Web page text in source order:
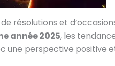
résolutions et
année 2025, les
une perspective positive